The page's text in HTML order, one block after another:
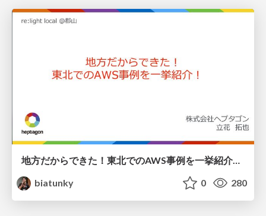
地方だからできた！東北でのAWS事例を一挙紹介！/ relight local Koriyama
biatunky
0 280